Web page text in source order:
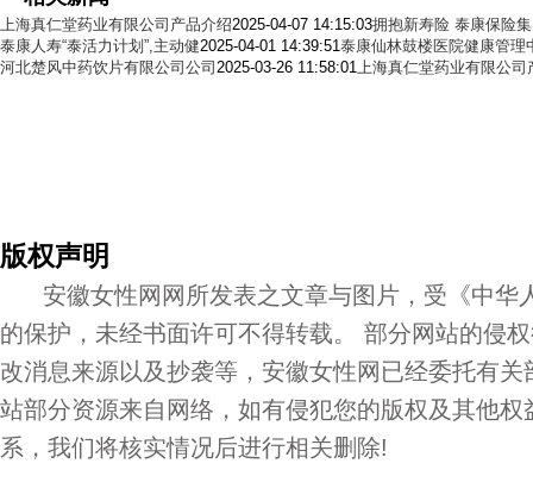
上海真仁堂药业有限公司产品介绍2025-04-07 14:15:03拥抱新寿险 泰康保险
泰康人寿“泰活力计划”,主动健2025-04-01 14:39:51泰康仙林鼓楼医院健康管理
河北楚风中药饮片有限公司公司 2025-03-26 11:58:01上海真仁堂药业有限公司
版权声明
安徽女性网网所发表之文章与图片，受《中华
的保护，未经书面许可不得转载。 部分网站的侵
改消息来源以及抄袭等，安徽女性网已经委托有
站部分资源来自网络，如有侵犯您的版权及其他权
系，我们将核实情况后进行相关删除!